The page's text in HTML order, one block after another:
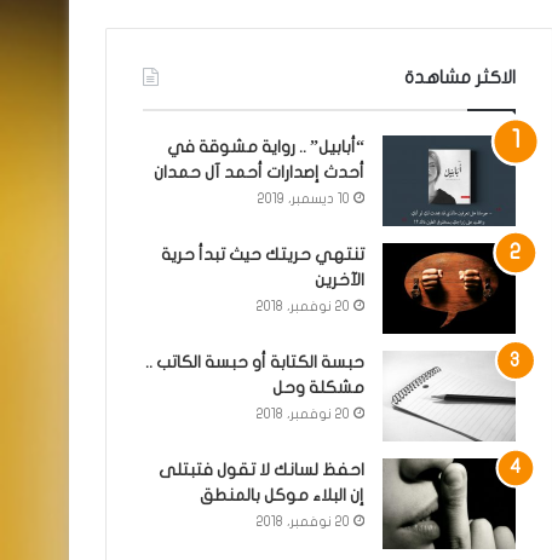
الاكثر مشاهدة
“أبابيل” .. رواية مشوقة في
أحدث إصدارات أحمد آل حمدان
10 ديسمبر، 2019
تنتهي حريتك حيث تبدأ حرية
الآخرين
20 نوفمبر، 2018
حبسة الكتابة أو حبسة الكاتب ..
مشكلة وحل
20 نوفمبر، 2018
احفظ لسانك لا تقول فتبتلى
إن البلاء موكل بالمنطق
20 نوفمبر، 2018